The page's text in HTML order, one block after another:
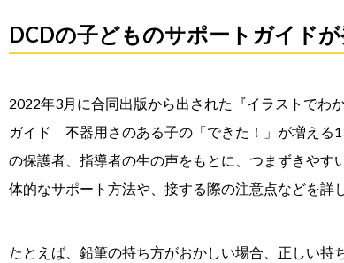
DCDの子どものサポートガイド
2022年3月に合同出版から出された『イラストでわ
ガイド 不器用さのある子の「できた！」が増える
の保護者、指導者の生の声をもとに、つまずきや
体的なサポート方法や、接する際の注意点などを詳
たとえば、鉛筆の持ち方がおかしい場合、正しい